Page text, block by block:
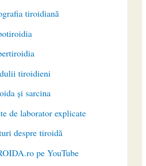
tiroidiană
tiroidieni
și sarcina
de laborator explicate
despre tiroidă
pe YouTube